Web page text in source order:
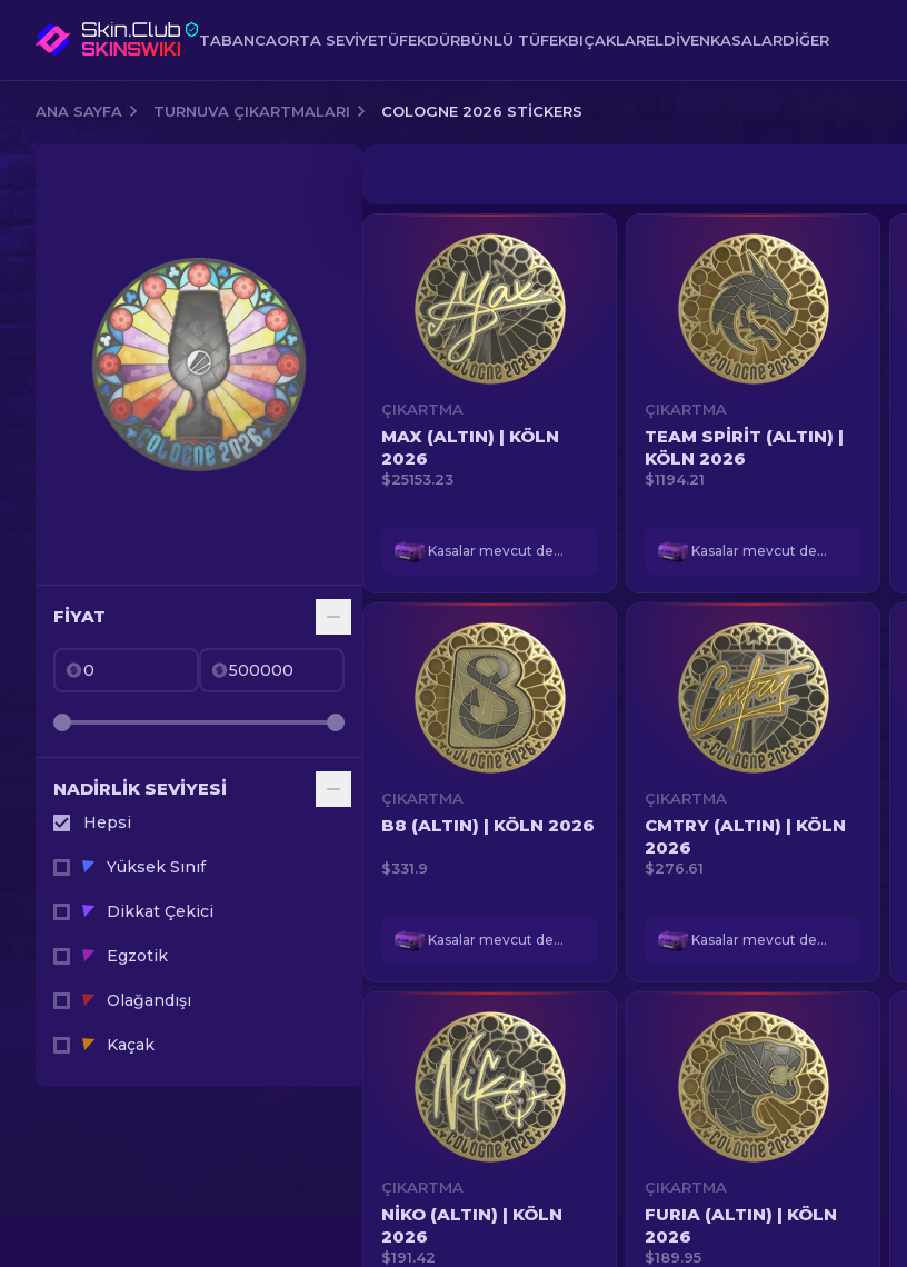
TABANCAORTA SEVIYETÜFEKDÜRBÜNLÜ TÜFEKBIÇAKLARELDIVENKASALARDIĞER
ANA SAYFA TURNUVA ÇIKARTMALARI COLOGNE 2026 STICKERS
FIYAT
NADIRLIK SEVIYESI
Hepsi
Yüksek Sınıf
Dikkat Çekici
Egzotik
Olağandışı
Kaçak
ÇIKARTMA
MAX (ALTIN) | KÖLN
2026
$25153.23
Kasalar mevcut değil
ÇIKARTMA
TEAM SPIRIT (ALTIN) |
KÖLN 2026
$1194.21
Kasalar mevcut değil
ÇIKARTMA
B8 (ALTIN) | KÖLN 2026
$331.9
Kasalar mevcut değil
ÇIKARTMA
CMTRY (ALTIN) | KÖLN
2026
$276.61
Kasalar mevcut değil
ÇIKARTMA
NIKO (ALTIN) | KÖLN
2026
$191.42
ÇIKARTMA
FURIA (ALTIN) | KÖLN
2026
$189.95